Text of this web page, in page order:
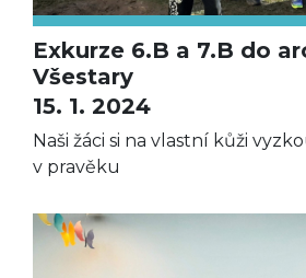
Exkurze 6.B a 7.B do
Všestary
15. 1. 2024
Naši žáci si na vlastní kůži
v pravěku